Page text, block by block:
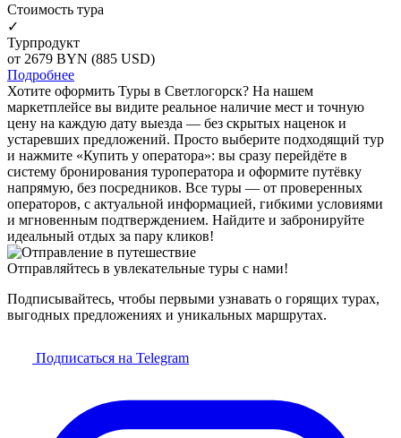
Cтоимость тура
✓
Турпродукт
от 2679 BYN (885 USD)
Подробнее
Хотите оформить Туры в Светлогорск? На нашем
маркетплейсе вы видите реальное наличие мест и точную
цену на каждую дату выезда — без скрытых наценок и
устаревших предложений. Просто выберите подходящий тур
и нажмите «Купить у оператора»: вы сразу перейдёте в
систему бронирования туроператора и оформите путёвку
напрямую, без посредников. Все туры — от проверенных
операторов, с актуальной информацией, гибкими условиями
и мгновенным подтверждением. Найдите и забронируйте
идеальный отдых за пару кликов!
Отправляйтесь в увлекательные туры с нами!
Подписывайтесь, чтобы первыми узнавать о горящих турах,
выгодных предложениях и уникальных маршрутах.
Подписаться на Telegram